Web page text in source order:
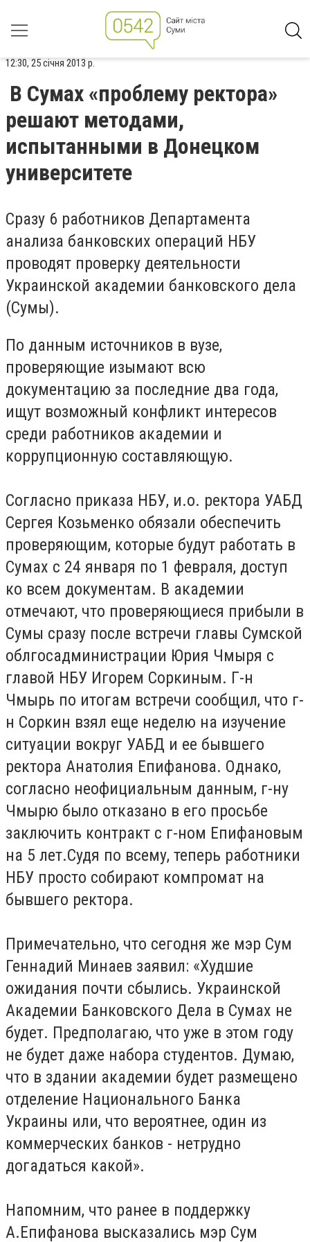
12:30, 25 січня 2013 р.
В Сумах «проблему ректора»
решают методами,
испытанными в Донецком
университете
Сразу 6 работников Департамента
анализа банковских операций НБУ
проводят проверку деятельности
Украинской академии банковского дела
(Сумы).
По данным источников в вузе,
проверяющие изымают всю
документацию за последние два года,
ищут возможный конфликт интересов
среди работников академии и
коррупционную составляющую.
Согласно приказа НБУ, и.о. ректора УАБД
Сергея Козьменко обязали обеспечить
проверяющим, которые будут работать в
Сумах с 24 января по 1 февраля, доступ
ко всем документам. В академии
отмечают, что проверяющиеся прибыли в
Сумы сразу после встречи главы Сумской
облгосадминистрации Юрия Чмыря с
главой НБУ Игорем Соркиным. Г-н
Чмырь по итогам встречи сообщил, что г-
н Соркин взял еще неделю на изучение
ситуации вокруг УАБД и ее бывшего
ректора Анатолия Епифанова. Однако,
согласно неофициальным данным, г-ну
Чмырю было отказано в его просьбе
заключить контракт с г-ном Епифановым
на 5 лет.Судя по всему, теперь работники
НБУ просто собирают компромат на
бывшего ректора.
Примечательно, что сегодня же мэр Сум
Геннадий Минаев заявил: «Худшие
ожидания почти сбылись. Украинской
Академии Банковского Дела в Сумах не
будет. Предполагаю, что уже в этом году
не будет даже набора студентов. Думаю,
что в здании академии будет размещено
отделение Национального Банка
Украины или, что вероятнее, один из
коммерческих банков - нетрудно
догадаться какой».
Напомним, что ранее в поддержку
А.Епифанова высказались мэр Сум